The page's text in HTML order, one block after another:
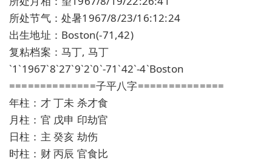
所处节气：处暑1967/8/23/16:12:24
出生地址：Boston(-71,42)
复粘档案：马丁, 马丁
`1`1967`8`27`9`2`0`-71`42`-4`Boston
==============子平八字==============
年柱：才 丁未 杀才食
月柱：官 戊申 印劫官
日柱：主 癸亥 劫伤
时柱：财 丙辰 官食比